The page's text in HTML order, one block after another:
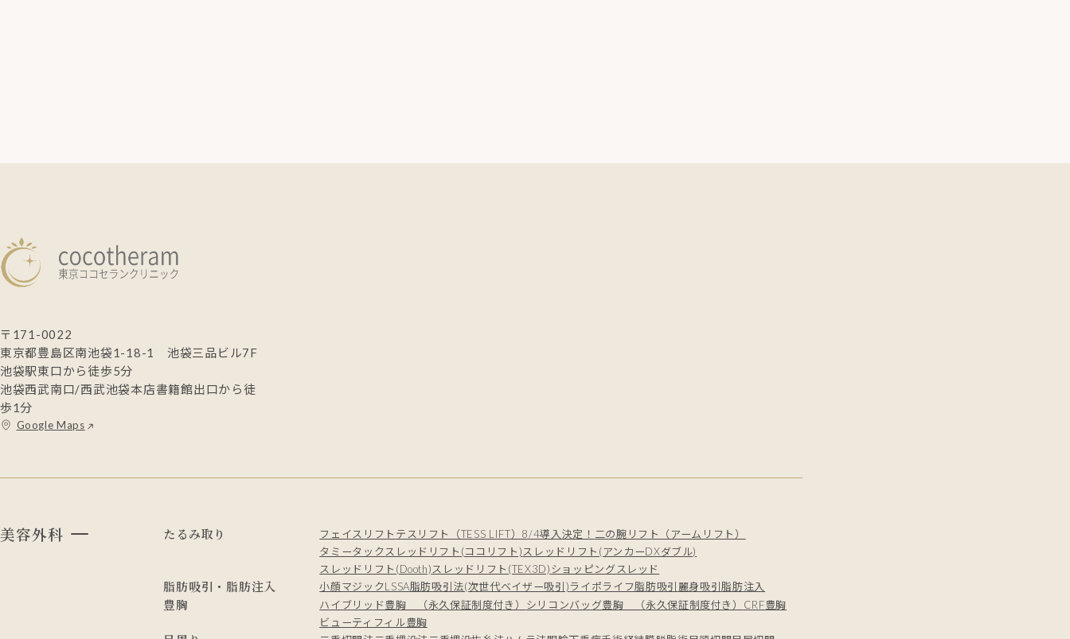
〒171-0022
東京都豊島区南池袋1-18-1 池袋三品ビル7F
池袋駅東口から徒歩5分
池袋西武南口/西武池袋本店書籍館出口から徒
歩1分
Google Maps
美容外科 たるみ取り フェイスリフト テスリフト（TESS LIFT）8/4導入決定！ 二の腕リフト（アームリフト）
タミータック スレッドリフト(ココリフト)スレッドリフト(アンカーDXダブル)
スレッドリフト(Dooth)スレッドリフト(TEX3D)ショッピングスレッド
脂肪吸引・脂肪注入 小顔マジックLSSA脂肪吸引法(次世代ベイザー吸引)ライポライフ脂肪吸引 麗身吸引脂肪注入
豊胸 ハイブリッド豊胸 （永久保証制度付き） シリコンバッグ豊胸 （永久保証制度付き） CRF豊胸
ビューティフィル豊胸